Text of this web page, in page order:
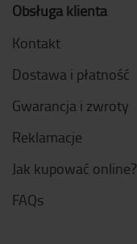
Obsługa klienta
Kontakt
Dostawa i płatność
Gwarancja i zwroty
Reklamacje
Jak kupować online?
FAQs